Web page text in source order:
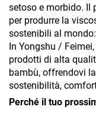
setoso e morbido. Il
per produrre la
sostenibili al
In Yongshu /
prodotti di alta
bambù, offrendovi
sostenibilità,
Perché il tuo